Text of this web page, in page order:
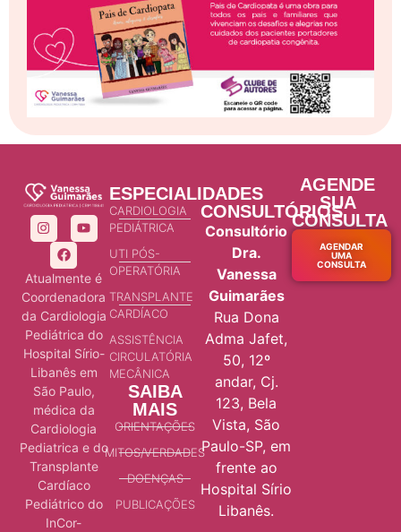
Atualmente é
Coordenadora
da Cardiologia
Pediátrica do
Hospital Sírio-
Libanês em
São Paulo,
médica da
Cardiologia
Pediatrica e do
Transplante
Cardíaco
Pediátrico do
InCor-
ESPECIALIDADES
CARDIOLOGIA
PEDIÁTRICA
UTI PÓS-
OPERATÓRIA
TRANSPLANTE
CARDÍACO
ASSISTÊNCIA
CIRCULATÓRIA
MECÂNICA
SAIBA
MAIS
ORIENTAÇÕES
MITOS/VERDADES
DOENÇAS
PUBLICAÇÕES
CONSULTÓRIOS
Consultório
Dra.
Vanessa
Guimarães
Rua Dona
Adma Jafet,
50, 12º
andar, Cj.
123, Bela
Vista, São
Paulo-SP, em
frente ao
Hospital Sírio
Libanês.
AGENDE
SUA
CONSULTA
AGENDAR
UMA
CONSULTA